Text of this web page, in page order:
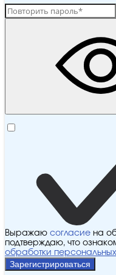
Выражаю согласие на
подтверждаю, что
обработки
Зарегистрироваться